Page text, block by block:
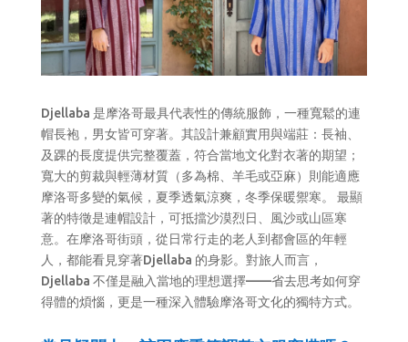
Djellaba 是摩洛哥最具代表性的傳統服飾，一種寬鬆的連
帽長袍，男女皆可穿著。其設計兼顧實用與端莊：長袖、
及踝的長度提供完整覆蓋，符合當地文化對衣著的期望；
寬大的剪裁與輕薄材質（多為棉、羊毛或亞麻）則能適應
摩洛哥多變的氣候，夏季透氣涼爽，冬季保暖禦寒。 最顯
著的特徵是連帽設計，可抵擋沙漠烈日、風沙或山區寒
意。在摩洛哥街頭，從日常行走的老人到都會區的年輕
人，都能看見穿著Djellaba 的身影。對旅人而言，
Djellaba 不僅是融入當地的理想選擇——省去思考如何穿
得體的煩惱，更是一種深入體驗摩洛哥文化的獨特方式。